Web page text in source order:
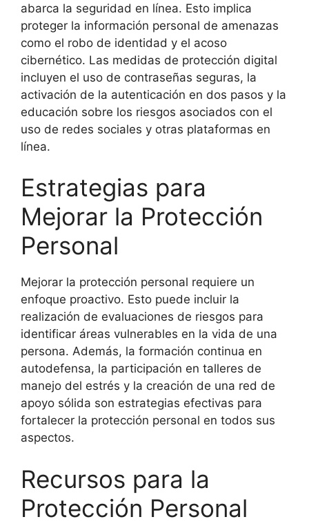
abarca la seguridad en línea. Esto implica
proteger la información personal de amenazas
como el robo de identidad y el acoso
cibernético. Las medidas de protección digital
incluyen el uso de contraseñas seguras, la
activación de la autenticación en dos pasos y la
educación sobre los riesgos asociados con el
uso de redes sociales y otras plataformas en
línea.
Estrategias para
Mejorar la Protección
Personal
Mejorar la protección personal requiere un
enfoque proactivo. Esto puede incluir la
realización de evaluaciones de riesgos para
identificar áreas vulnerables en la vida de una
persona. Además, la formación continua en
autodefensa, la participación en talleres de
manejo del estrés y la creación de una red de
apoyo sólida son estrategias efectivas para
fortalecer la protección personal en todos sus
aspectos.
Recursos para la
Protección Personal